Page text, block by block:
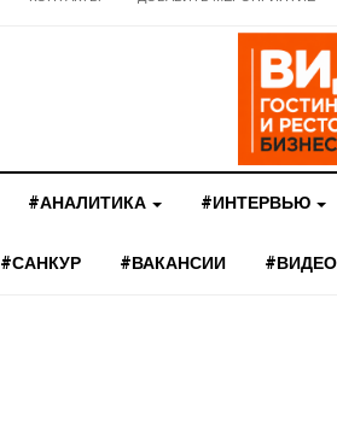
#АНАЛИТИКА #ИНТЕРВЬЮ
#САНКУР #ВАКАНСИИ #ВИДЕО